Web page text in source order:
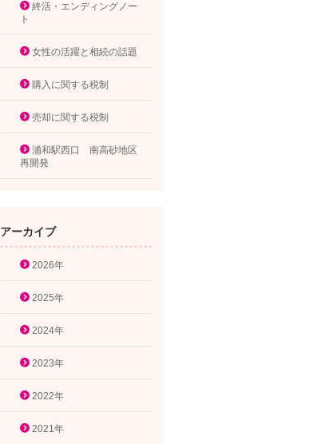
終活・エンディングノー
ト
女性の活躍と相続の話題
購入に関する税制
売却に関する税制
浦和駅西口 南高砂地区
再開発
アーカイブ
2026年
2025年
2024年
2023年
2022年
2021年